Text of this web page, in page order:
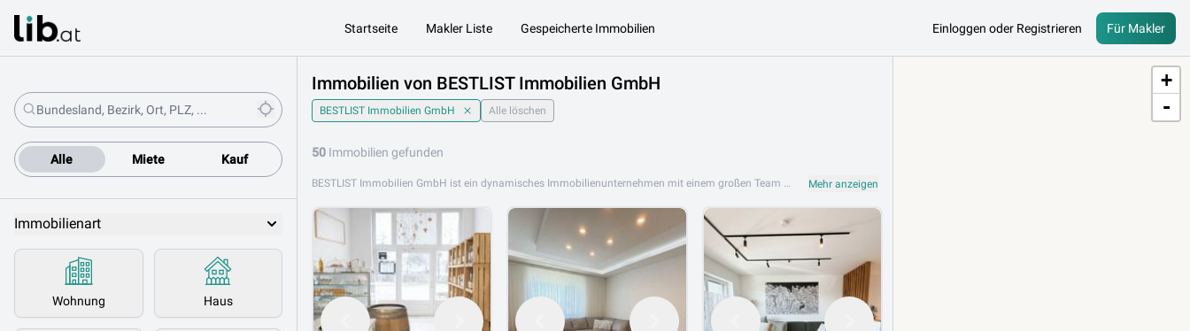
Startseite Makler Liste Gespeicherte Immobilien Einloggen oder Registrieren Für Makler
Alle Miete Kauf
Immobilienart
Wohnung Haus
Immobilien von BESTLIST Immobilien GmbH
BESTLIST Immobilien GmbH Alle löschen
50 Immobilien gefunden
BESTLIST Immobilien GmbH ist ein dynamisches Immobilienunternehmen mit einem großen Team und starker Präsenz im Südraum Wien. Mit Fachkompetenz, Leidenschaft und modernem Ansatz begleitet BESTLIST Kunden bei Kauf, Verkauf und Vermietung von Immobilien im Wiener Umland. Das Portfolio von BESTLIST Immobilien GmbH umfasst Eigentumswohnungen, Einfamilienhäuser, Grundstücke, Reihenwohnungen sowie Anlage- und Gewerbeimmobilien. Das große, erfahrene Team bietet umfassende Marktkenntnis und persönliche Betreuung. BESTLIST Immobilien GmbH ist an folgenden Standorten aktiv: 2340 Mödling, 2500 Baden, 2352 Gumpoldskirchen. Durchsuchen Sie jetzt das aktuelle Immobilienangebot von BESTLIST Immobilien GmbH auf Lib.at und finden Sie Ihre Traumimmobilie südlich von Wien. Mehr anzeigen
+
-